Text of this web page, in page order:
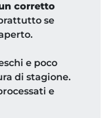
corretto
se
e poco
di stagione.
e